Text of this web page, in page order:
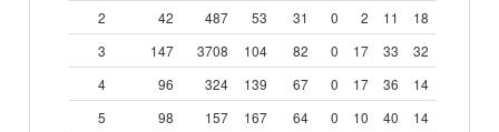
2
42 487 53 31 0 2 11
18
3
147 3708 104 82 0 17 33
32
4
96 324 139 67 0 17 36
14
5
98 157 167 64 0 10 40
14